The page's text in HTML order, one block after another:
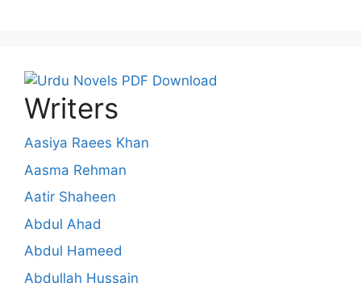
Writers
Aasiya Raees Khan
Aasma Rehman
Aatir Shaheen
Abdul Ahad
Abdul Hameed
Abdullah Hussain